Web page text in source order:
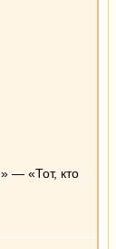
— «Тот, кто